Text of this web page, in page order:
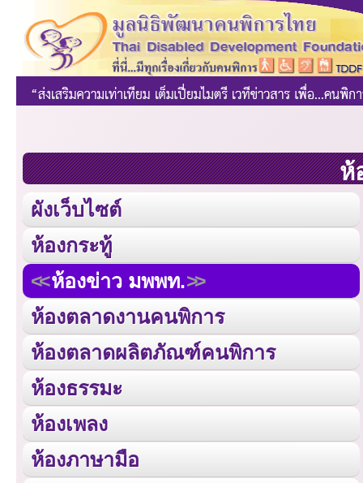
ห้
ผังเว็บไซต์
ห้องกระทู้
ห้องข่าว มพพท.
ห้องตลาดงานคนพิการ
ห้องตลาดผลิตภัณฑ์คนพิการ
ห้องธรรมะ
ห้องเพลง
ห้องภาษามือ